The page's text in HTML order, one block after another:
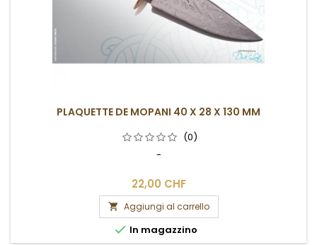
PLAQUETTE DE MOPANI 40 X 28 X 130 MM
(0)
-
22,00 CHF
 Aggiungi al carrello
 In magazzino